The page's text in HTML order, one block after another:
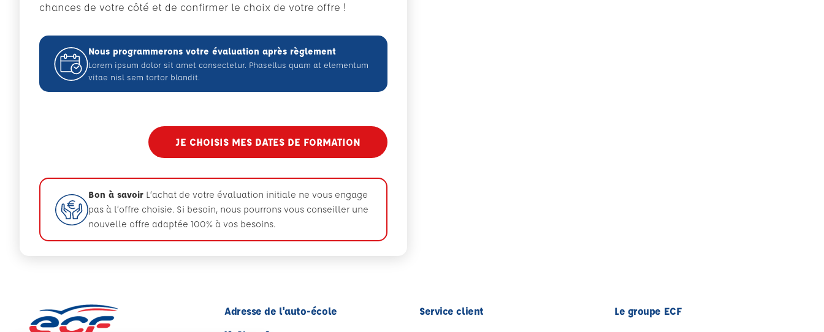
chances de votre côté et de confirmer le choix de votre offre !
Nous programmerons votre évaluation après règlement
Lorem ipsum dolor sit amet consectetur. Phasellus quam at elementum
vitae nisl sem tortor blandit.
JE CHOISIS MES DATES DE FORMATION
Bon à savoir L’achat de votre évaluation initiale ne vous engage
pas à l’offre choisie. Si besoin, nous pourrons vous conseiller une
nouvelle offre adaptée 100% à vos besoins.
Adresse de l'auto-école Service client Le groupe ECF